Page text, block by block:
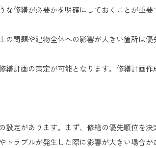
修繕が必要かを明確にしておくことが重
問題や建物全体への影響が大きい箇所は
計画の策定が可能となります。修繕計画
定があります。まず、修繕の優先順位を
ラブルが発生した際に影響が大きい場合が